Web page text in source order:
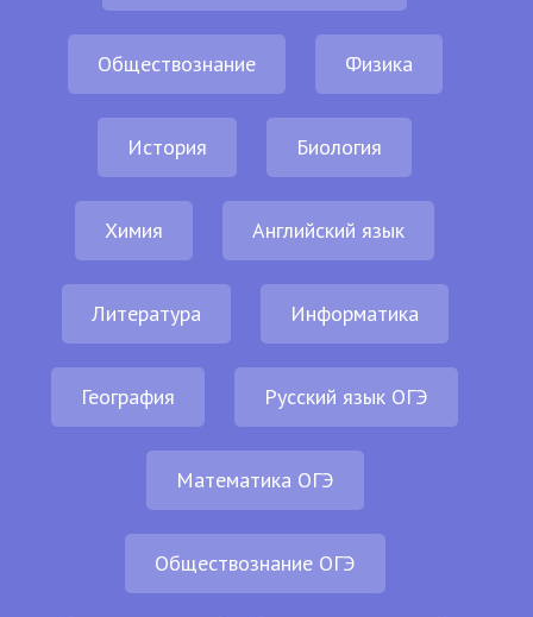
Обществознание Физика
История Биология
Химия Английский язык
Литература Информатика
География Русский язык ОГЭ
Математика ОГЭ
Обществознание ОГЭ